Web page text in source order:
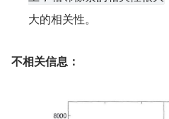
大的相关性。
不相关信息：